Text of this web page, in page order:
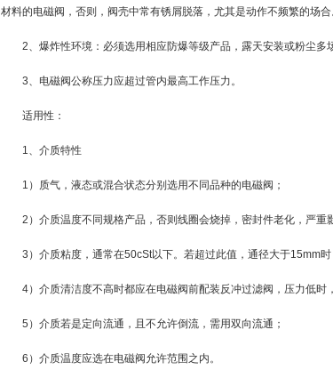
材料的电磁阀，否则，阀壳中常有锈屑脱落，尤其是动作不频繁的场合
2、爆炸性环境：必须选用相应防爆等级产品，露天安装或粉尘多
3、电磁阀公称压力应超过管内最高工作压力。
适用性：
1、介质特性
1）质气，液态或混合状态分别选用不同品种的电磁阀；
2）介质温度不同规格产品，否则线圈会烧掉，密封件老化，严重
3）介质粘度，通常在50cSt以下。若超过此值，通径大于15mm
4）介质清洁度不高时都应在电磁阀前配装反冲过滤阀，压力低时
5）介质若是定向流通，且不允许倒流，需用双向流通；
6）介质温度应选在电磁阀允许范围之内。